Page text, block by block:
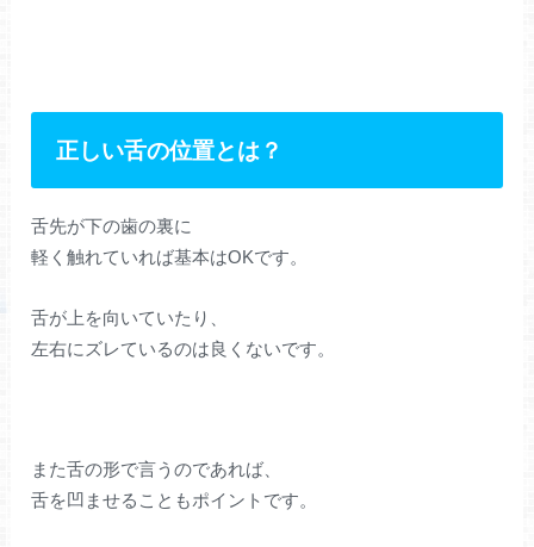
正しい舌の位置とは？
舌先が下の歯の裏に
軽く触れていれば基本はOKです。
舌が上を向いていたり、
左右にズレているのは良くないです。
また舌の形で言うのであれば、
舌を凹ませることもポイントです。